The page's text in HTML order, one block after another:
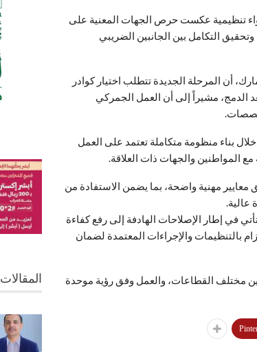
تنظيمية عكست حرص الجهات المعنية على
وتحقيق التكامل بين الجانبين الضريبي
أن المرحلة الجديدة تتطلب اختيار كوادر
الدمج، مشيراً إلى أن العمل الجمركي
بناء منظومة متكاملة تعتمد على العمل
المواطنين والجهات ذات العلاقة.
معايير مهنية واضحة، بما يضمن الاستفادة من
عالية.
في إطار الإصلاحات الهادفة إلى رفع كفاءة
بالتنظيمات والإجراءات المعتمدة لضمان
مختلف القطاعات، والعمل وفق رؤية موحدة
المقالات